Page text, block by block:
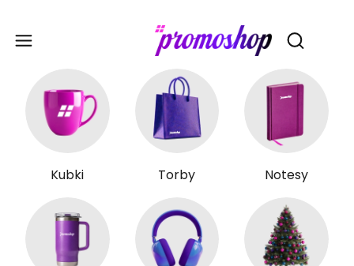
Otwórz
Kubki Torby Notesy